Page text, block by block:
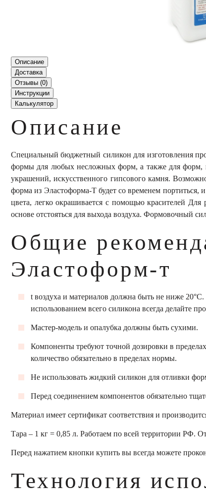
Описание
Доставка
Отзывы (0)
Инструкции
Калькулятор
Описание
Специальный бюджетный силикон для изготовления
формы для любых несложных форм, а также для форм,
украшений, искусственного гипсового камня.
форма из Эластоформа-Т будет со временем портиться,
цвета, легко окрашивается с помощью красителей
основе отстояться для выхода воздуха. Формовочный
Общие
Эластоформ-т
t воздуха и материалов должна быть не ниже 20°С.
использованием всего силикона всегда делайте
Мастер-модель и опалубка должны быть сухими.
Компоненты требуют точной дозировки в
количество обязательно в пределах нормы.
Не использовать жидкий силикон для отливки
Перед соединением компонентов обязательно
Материал имеет сертификат соответствия и
Тара – 1 кг = 0,85 л. Работаем по всей территории РФ.
Перед нажатием кнопки купить вы всегда можете
Технология